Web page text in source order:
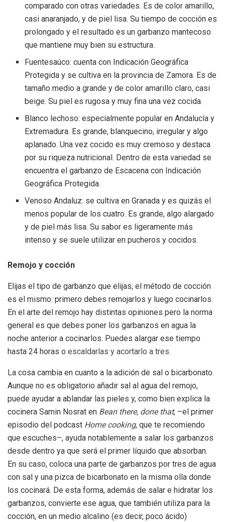
comparado con otras variedades. Es de color amarillo,
casi anaranjado, y de piel lisa. Su tiempo de cocción es
prolongado y el resultado es un garbanzo mantecoso
que mantiene muy bien su estructura.
Fuentesaúco: cuenta con Indicación Geográfica
Protegida y se cultiva en la provincia de Zamora. Es de
tamaño medio a grande y de color amarillo claro, casi
beige. Su piel es rugosa y muy fina una vez cocida.
Blanco lechoso: especialmente popular en Andalucía y
Extremadura. Es grande, blanquecino, irregular y algo
aplanado. Una vez cocido es muy cremoso y destaca
por su riqueza nutricional. Dentro de esta variedad se
encuentra el garbanzo de Escacena con Indicación
Geográfica Protegida.
Venoso Andaluz: se cultiva en Granada y es quizás el
menos popular de los cuatro. Es grande, algo alargado
y de piel más lisa. Su sabor es ligeramente más
intenso y se suele utilizar en pucheros y cocidos.
Remojo y cocción
Elijas el tipo de garbanzo que elijas, el método de cocción
es el mismo: primero debes remojarlos y luego cocinarlos.
En el arte del remojo hay distintas opiniones pero la norma
general es que debes poner los garbanzos en agua la
noche anterior a cocinarlos. Puedes alargar ese tiempo
hasta 24 horas o escaldarlas y acortarlo a tres.
La cosa cambia en cuanto a la adición de sal o bicarbonato.
Aunque no es obligatorio añadir sal al agua del remojo,
puede ayudar a ablandar las pieles y, como bien explica la
cocinera Samin Nosrat en Bean there, done that, –el primer
episodio del podcast Home cooking, que te recomiendo
que escuches–, ayuda notablemente a salar los garbanzos
desde dentro ya que será el primer líquido que absorban.
En su caso, coloca una parte de garbanzos por tres de agua
con sal y una pizca de bicarbonato en la misma olla donde
los cocinará. De esta forma, además de salar e hidratar los
garbanzos, convierte ese agua, que también utiliza para la
cocción, en un medio alcalino (es decir, poco ácido)